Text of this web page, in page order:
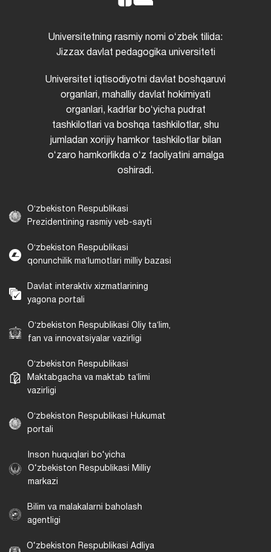
Universitetning rasmiy nomi oʻzbek tilida:
Jizzax davlat pedagogika universiteti
Universitet iqtisodiyotni davlat boshqaruvi
organlari, mahalliy davlat hokimiyati
organlari, kadrlar boʻyicha pudrat
tashkilotlari va boshqa tashkilotlar, shu
jumladan xorijiy hamkor tashkilotlar bilan
oʻzaro hamkorlikda oʻz faoliyatini amalga
oshiradi.
Oʻzbekiston Respublikasi
Prezidentining rasmiy veb-sayti
Oʻzbekiston Respublikasi
qonunchilik maʼlumotlari milliy bazasi
Davlat interaktiv xizmatlarining
yagona portali
Oʻzbekiston Respublikasi Oliy taʼlim,
fan va innovatsiyalar vazirligi
Oʻzbekiston Respublikasi
Maktabgacha va maktab taʼlimi
vazirligi
Oʻzbekiston Respublikasi Hukumat
portali
Inson huquqlari bo‘yicha
O‘zbekiston Respublikasi Milliy
markazi
Bilim va malakalarni baholash
agentligi
O‘zbekiston Respublikasi Adliya